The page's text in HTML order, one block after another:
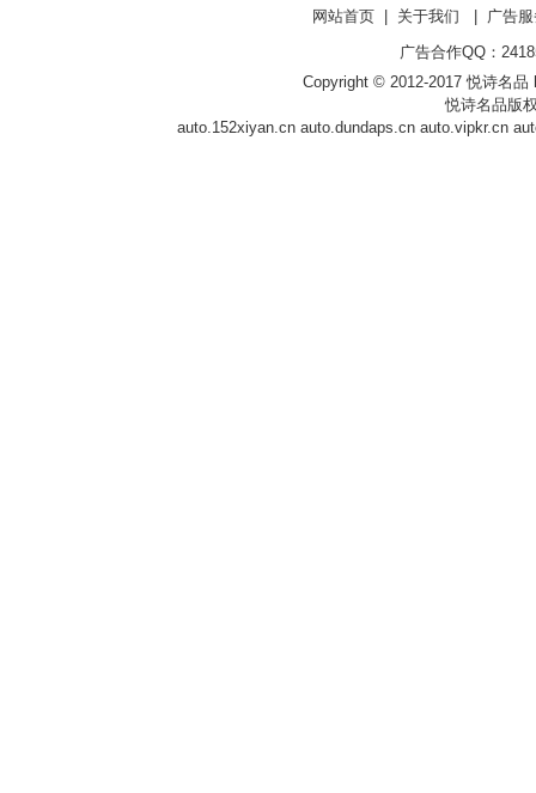
网站首页 关于我们
广告
广告合作QQ：
Copyright © 2012-2017 悦诗名
悦诗名品版
auto.152xiyan.cn auto.dundaps.cn auto.vipkr.cn